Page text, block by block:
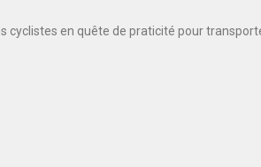
cyclistes en quête de praticité pour